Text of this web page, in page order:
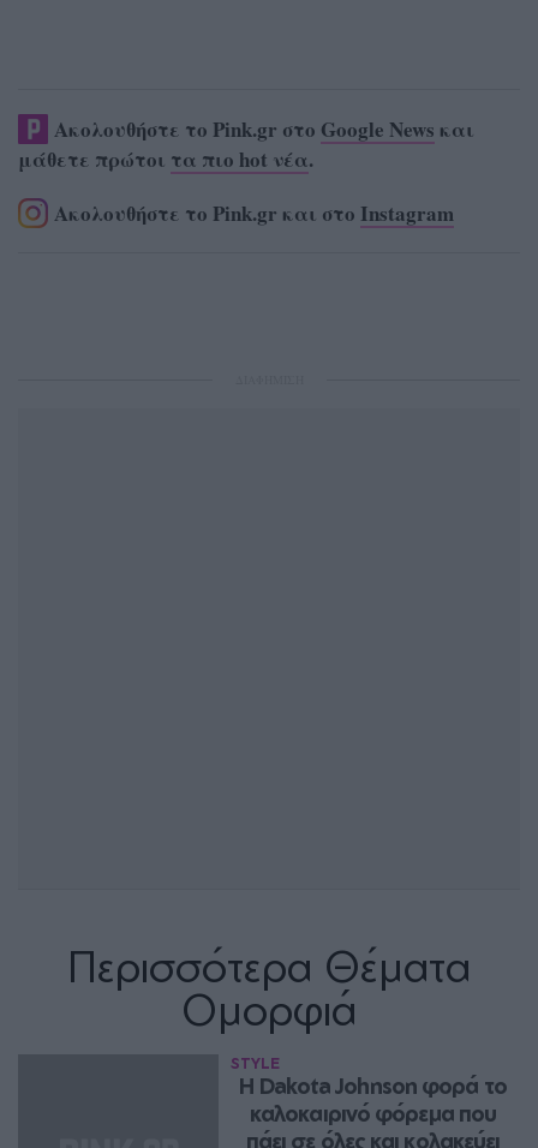
Ακολουθήστε το Pink.gr στο Google News και
μάθετε πρώτοι τα πιο hot νέα.
Ακολουθήστε το Pink.gr και στο Instagram
Περισσότερα Θέματα
Ομορφιά
STYLE
Η Dakota Johnson φορά το
καλοκαιρινό φόρεμα που
πάει σε όλες και κολακεύει